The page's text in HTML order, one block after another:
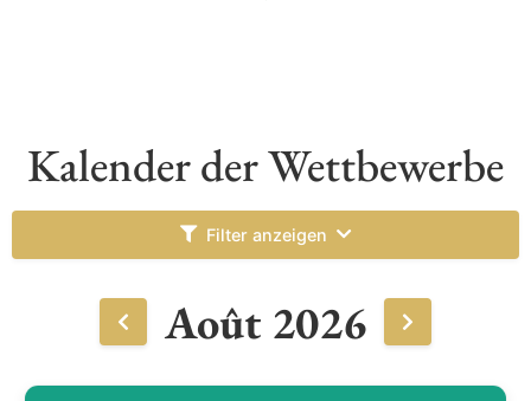
Kalender der Wettbewerbe
Filter anzeigen
Août 2026